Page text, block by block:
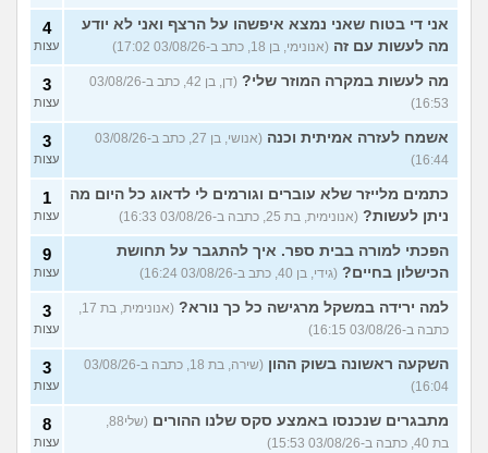
אני די בטוח שאני נמצא איפשהו על הרצף ואני לא יודע
מה לעשות עם זה (אנונימי, בן 18, כתב ב-03/08/26 17:02)
4
עצות
מה לעשות במקרה המוזר שלי?
(דן, בן 42, כתב ב-03/08/26
16:53)
3
עצות
אשמח לעזרה אמיתית וכנה
(אנושי, בן 27, כתב ב-03/08/26
16:44)
3
עצות
כתמים מלייזר שלא עוברים וגורמים לי לדאוג כל היום מה
ניתן לעשות? (אנונימית, בת 25, כתבה ב-03/08/26 16:33)
1
עצות
הפכתי למורה בבית ספר. איך להתגבר על תחושת
הכישלון בחיים? (גידי, בן 40, כתב ב-03/08/26 16:24)
9
עצות
למה ירידה במשקל מרגישה כל כך נורא?
(אנונימית, בת 17,
כתבה ב-03/08/26 16:15)
3
עצות
השקעה ראשונה בשוק ההון
(שירה, בת 18, כתבה ב-03/08/26
16:04)
3
עצות
מתבגרים שנכנסו באמצע סקס שלנו ההורים
(שלי88,
בת 40, כתבה ב-03/08/26 15:53)
8
עצות